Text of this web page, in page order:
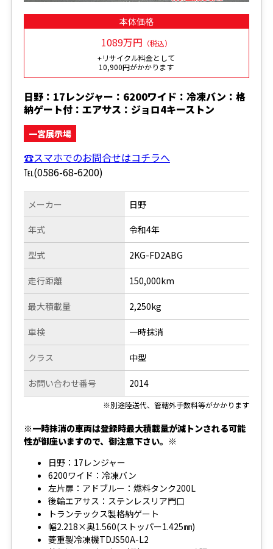
本体価格
1089万円 （税込）
+リサイクル料金として
10,900円がかかります
日野：17レンジャー：6200ワイド：冷凍バン：格
納ゲート付：エアサス：ジョロ4キーストン
一宮展示場
☎スマホでのお問合せはコチラへ
℡(0586-68-6200)
メーカー
年式
型式
走行距離
日野
令和4年
2KG-FD2ABG
150,000km
最大積載量
車検
クラス
お問い合わせ番号
2,250kg
一時抹消
中型
2014
※別途陸送代、管轄外手数料等がかかります
※一時抹消の車両は登録時最大積載量が減トンされる可能
性が御座いますので、御注意下さい。※
日野：17レンジャー
6200ワイド：冷凍バン
左片扉：アドブルー：燃料タンク200L
後輪エアサス：ステンレスリア門口
トランテックス製格納ゲート
幅2.218×奥1.560(ストッパー1.425㎜)
菱重製冷凍機TDJS50A-L2